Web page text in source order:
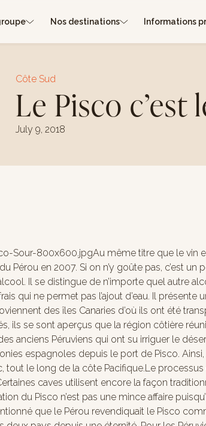
Nos destinations Informations
Côte Sud
Le Pisco c’est
July 9, 2018
800x600.jpgAu même titre que le vin
en 2007. Si on n’y goûte pas, c’est
Il se distingue de n’importe quel autre
qui ne permet pas l’ajout d’eau. Il
des îles Canaries d’où ils ont été
ils se sont aperçus que la région côtière
anciens Péruviens qui ont su irriguer le
espagnoles depuis le port de Pisco.
tout le long de la côte Pacifique.Le
caves utilisent encore la façon
du Pisco n’est pas une mince affaire
que le Pérou revendiquait le Pisco